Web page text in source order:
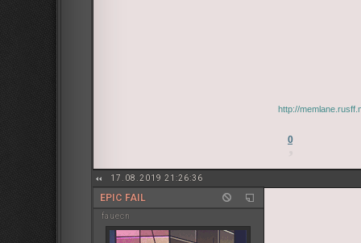
http://
0
17.08.2019 21:26:36
EPIC FAIL
fauecn